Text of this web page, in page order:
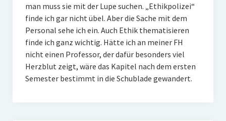
man muss sie mit der Lupe suchen. „Ethikpolizei“
finde ich gar nicht übel. Aber die Sache mit dem
Personal sehe ich ein. Auch Ethik thematisieren
finde ich ganz wichtig. Hätte ich an meiner FH
nicht einen Professor, der dafür besonders viel
Herzblut zeigt, wäre das Kapitel nach dem ersten
Semester bestimmt in die Schublade gewandert.